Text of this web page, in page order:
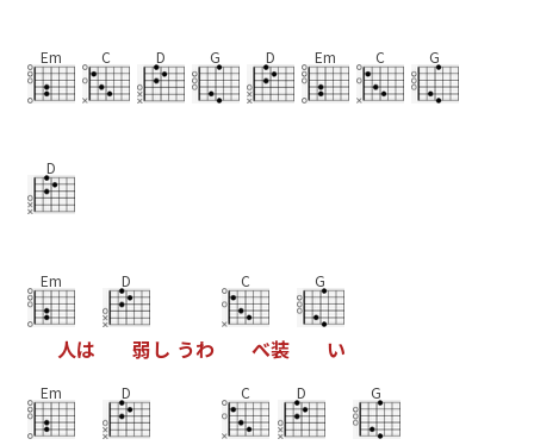
Em C D G D Em C G
D
Em
人は
D
弱し うわ
C
べ装
G
い
Em D C D G